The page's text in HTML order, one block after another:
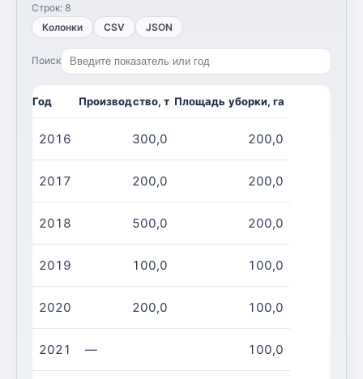
Строк: 8
Колонки
CSV JSON
Поиск
Год Производство, т Площадь уборки, га
2016 300,0 200,0
2017 200,0 200,0
2018 500,0 200,0
2019 100,0 100,0
2020 200,0 100,0
2021 — 100,0